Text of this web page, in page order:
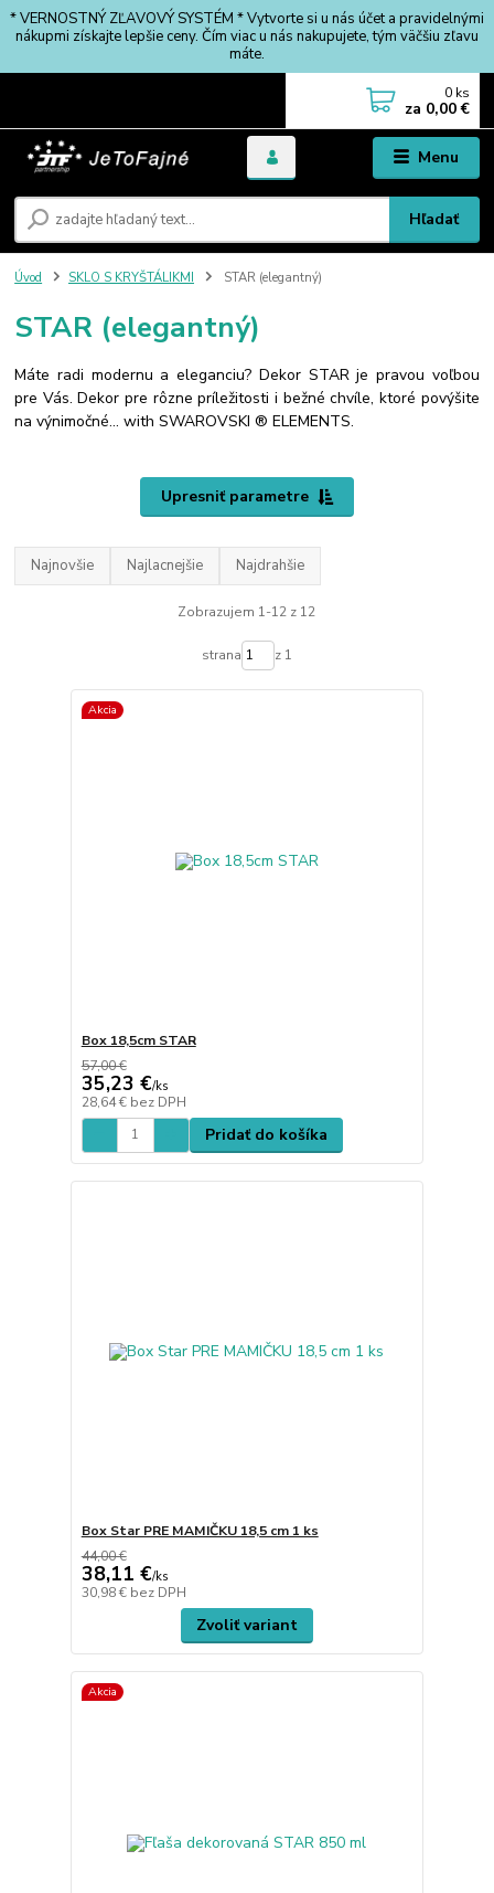
* VERNOSTNÝ ZĽAVOVÝ SYSTÉM * Vytvorte si u nás účet a pravidelnými
nákupmi získajte lepšie ceny. Čím viac u nás nakupujete, tým väčšiu zľavu
máte.
Menu
Hľadať
0 ks
za 0,00 €
Úvod SKLO S KRYŠTÁLIKMI STAR (elegantný)
STAR (elegantný)
Máte radi modernu a eleganciu? Dekor STAR je pravou voľbou
pre Vás. Dekor pre rôzne príležitosti i bežné chvíle, ktoré povýšite
na výnimočné... with SWAROVSKI ® ELEMENTS.
Upresniť parametre
Najnovšie Najlacnejšie Najdrahšie
Zobrazujem 1-12 z 12
strana z 1
Akcia
Box 18,5cm STAR
57,00 €
35,23 €/ks
28,64 € bez DPH
Pridať do košíka
Box Star PRE MAMIČKU 18,5 cm 1 ks
44,00 €
38,11 €/ks
30,98 € bez DPH
Zvoliť variant
Akcia